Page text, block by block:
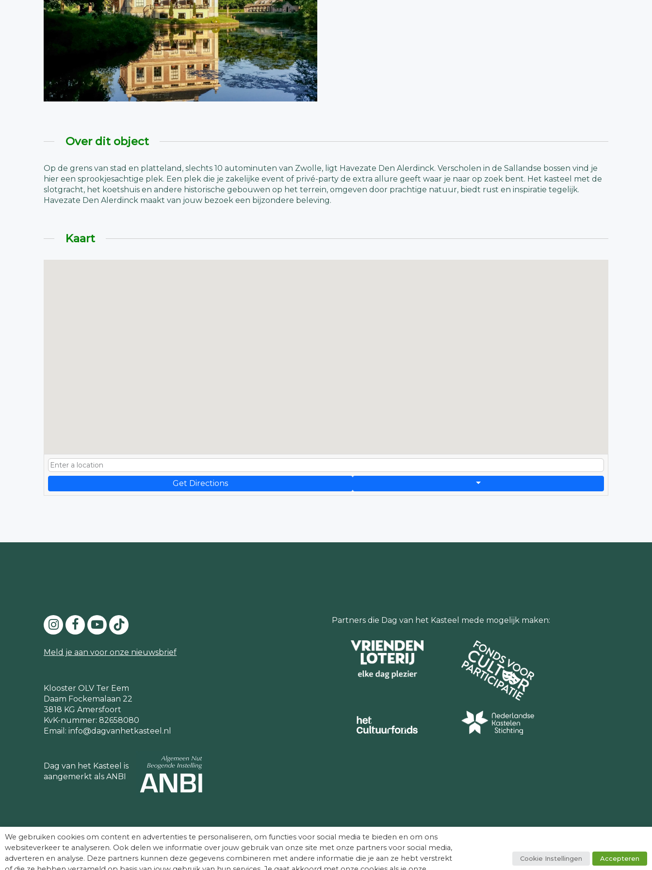
Over dit object
Op de grens van stad en platteland, slechts 10 autominuten van Zwolle, ligt Havezate Den Alerdinck. Verscholen in de Sallandse bossen vind je
hier een sprookjesachtige plek. Een plek die je zakelijke event of privé-party de extra allure geeft waar je naar op zoek bent. Het kasteel met de
slotgracht, het koetshuis en andere historische gebouwen op het terrein, omgeven door prachtige natuur, biedt rust en inspiratie tegelijk.
Havezate Den Alerdinck maakt van jouw bezoek een bijzondere beleving.
Kaart
Get Directions
Meld je aan voor onze nieuwsbrief
Klooster OLV Ter Eem
Daam Fockemalaan 22
3818 KG Amersfoort
KvK-nummer: 82658080
Email: info@dagvanhetkasteel.nl
Dag van het Kasteel is
aangemerkt als ANBI
Partners die Dag van het Kasteel mede mogelijk maken:
We gebruiken cookies om content en advertenties te personaliseren, om functies voor social media te bieden en om ons
websiteverkeer te analyseren. Ook delen we informatie over jouw gebruik van onze site met onze partners voor social media,
adverteren en analyse. Deze partners kunnen deze gegevens combineren met andere informatie die je aan ze hebt verstrekt
Cookie Instellingen Accepteren